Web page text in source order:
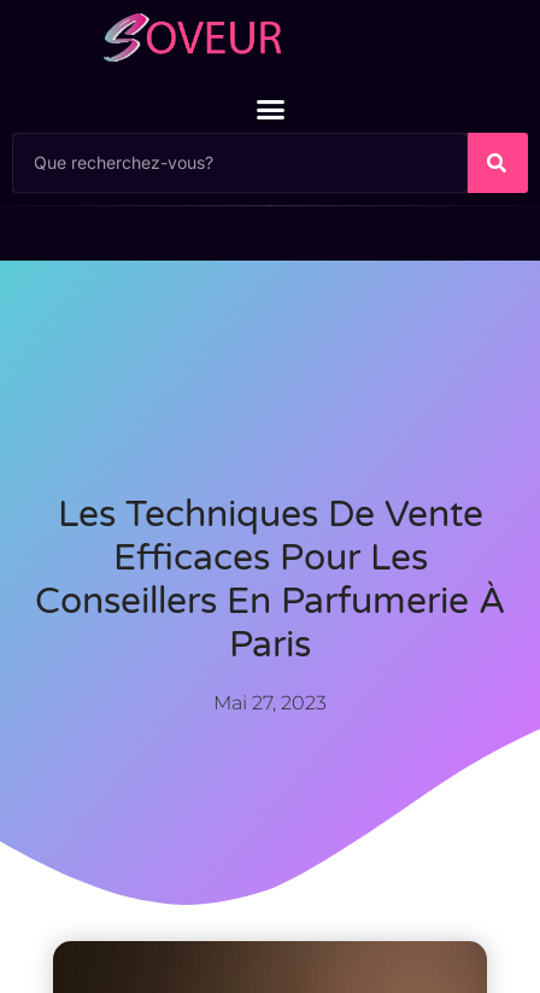
Les Techniques De Vente
Efficaces Pour Les
Conseillers En Parfumerie À
Paris
Mai 27, 2023